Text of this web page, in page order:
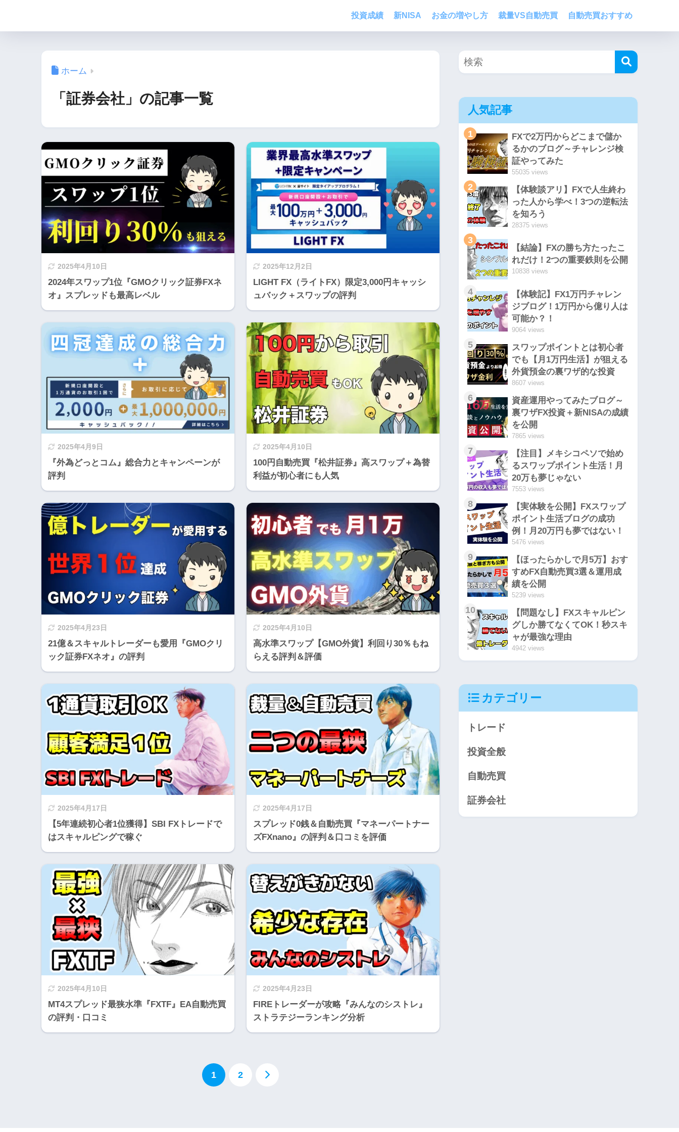
投資成績 新NISA お金の増やし方 裁量VS自動売買 自動売買おすすめ
ホーム
「証券会社」の記事一覧
2025年4月10日
2024年スワップ1位『GMOクリック証券FXネ
オ』スプレッドも最高レベル
2025年12月2日
LIGHT FX（ライトFX）限定3,000円キャッシ
ュバック＋スワップの評判
2025年4月9日
『外為どっとコム』総合力とキャンペーンが
評判
2025年4月10日
100円自動売買『松井証券』高スワップ＋為替
利益が初心者にも人気
2025年4月23日
21億＆スキャルトレーダーも愛用『GMOクリ
ック証券FXネオ』の評判
2025年4月10日
高水準スワップ【GMO外貨】利回り30％もね
らえる評判＆評価
2025年4月17日
【5年連続初心者1位獲得】SBI FXトレードで
はスキャルピングで稼ぐ
2025年4月17日
スプレッド0銭＆自動売買『マネーパートナー
ズFXnano』の評判＆口コミを評価
2025年4月10日
MT4スプレッド最狭水準『FXTF』EA自動売買
の評判・口コミ
2025年4月23日
FIREトレーダーが攻略『みんなのシストレ』
ストラテジーランキング分析
1 2
人気記事
1
FXで2万円からどこまで儲か
るかのブログ～チャレンジ検
証やってみた
55035 views
2
【体験談アリ】FXで人生終わ
った人から学べ！3つの逆転法
を知ろう
28375 views
3
【結論】FXの勝ち方たったこ
れだけ！2つの重要鉄則を公開
10838 views
4
【体験記】FX1万円チャレン
ジブログ！1万円から億り人は
可能か？！
9064 views
5
スワップポイントとは初心者
でも【月1万円生活】が狙える
外貨預金の裏ワザ的な投資
8607 views
6
資産運用やってみたブログ～
裏ワザFX投資＋新NISAの成績
を公開
7865 views
7
【注目】メキシコペソで始め
るスワップポイント生活！月
20万も夢じゃない
7553 views
8
【実体験を公開】FXスワップ
ポイント生活ブログの成功
例！月20万円も夢ではない！
5476 views
9
【ほったらかしで月5万】おす
すめFX自動売買3選＆運用成
績を公開
5239 views
10
【問題なし】FXスキャルピン
グしか勝てなくてOK！秒スキ
ャが最強な理由
4942 views
カテゴリー
トレード
投資全般
自動売買
証券会社